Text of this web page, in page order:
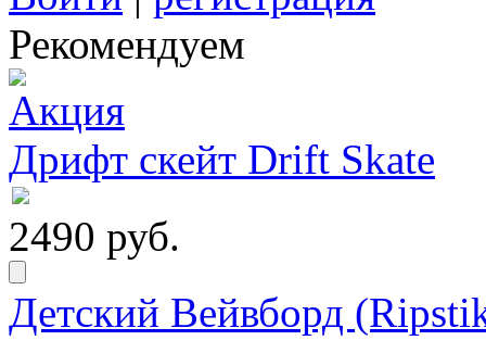
Рекомендуем
Дрифт скейт Drift Skate
2490 руб.
Детский Вейвборд